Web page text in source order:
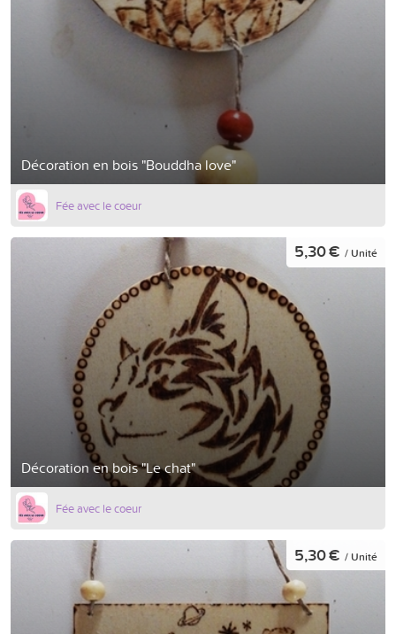
Décoration en bois "Bouddha love"
Fée avec le coeur
Décoration en bois "Le chat"
5,30 € / Unité
Fée avec le coeur
5,30 € / Unité